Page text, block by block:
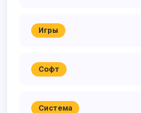
Игры
Софт
Система